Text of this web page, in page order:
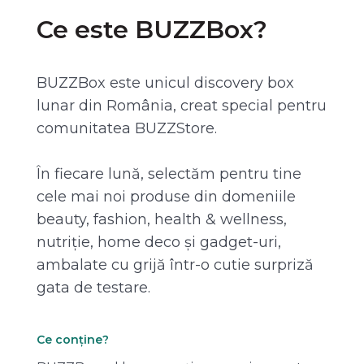
Ce este BUZZBox?
BUZZBox este unicul discovery box
lunar din România, creat special pentru
comunitatea BUZZStore.
În fiecare lună, selectăm pentru tine
cele mai noi produse din domeniile
beauty, fashion, health & wellness,
nutriție, home deco și gadget-uri,
ambalate cu grijă într-o cutie surpriză
gata de testare.
Ce conține?